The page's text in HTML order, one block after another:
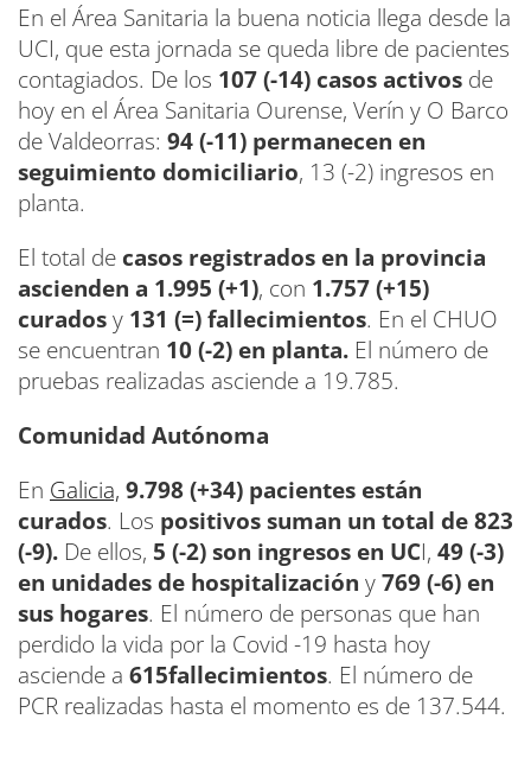
En el Área Sanitaria la buena noticia llega desde la
UCI, que esta jornada se queda libre de pacientes
contagiados. De los 107 (-14) casos activos de
hoy en el Área Sanitaria Ourense, Verín y O Barco
de Valdeorras: 94 (-11) permanecen en
seguimiento domiciliario, 13 (-2) ingresos en
planta.
El total de casos registrados en la provincia
ascienden a 1.995 (+1), con 1.757 (+15)
curadosy 131 (=) fallecimientos. En el CHUO
se encuentran 10 (-2) en planta. El número de
pruebas realizadas asciende a 19.785.
Comunidad Autónoma
En Galicia, 9.798 (+34) pacientes están
curados. Los positivos suman un total de 823
(-9). De ellos, 5 (-2) son ingresos en UCI, 49 (-3)
en unidades de hospitalización y769 (-6) en
sus hogares. El número de personas que han
perdido la vida por la Covid -19 hasta hoy
asciende a 615fallecimientos. El número de
PCR realizadas hasta el momento es de 137.544.